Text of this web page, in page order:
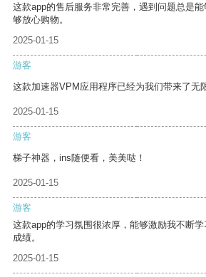
这款app的售后服务非常完善，遇到问题总是
够放心购物。
2025-01-15
游客
这款加速器VPM应用程序已经为我们带来了无
2025-01-15
游客
梯子神器，ins随便看，美美哒！
2025-01-15
游客
这款app的学习氛围很浓厚，能够激励我不断
成绩。
2025-01-15